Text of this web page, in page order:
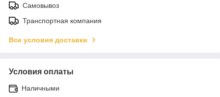
Самовывоз
Транспортная компания
Все условия доставки
Условия оплаты
Наличными